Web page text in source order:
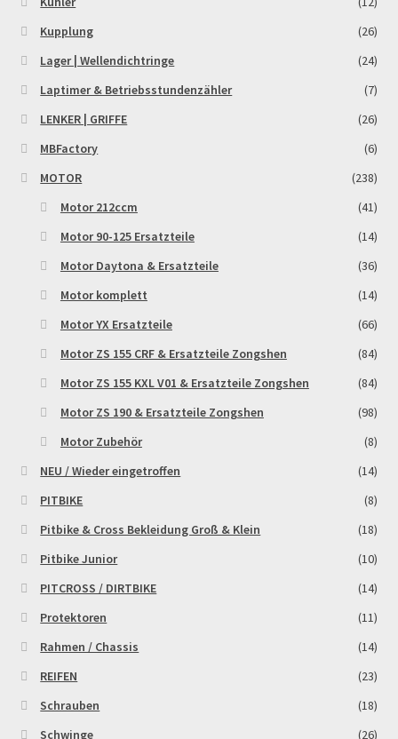
Shop
Support
Términos y Condiciones Generales
Warenkorb
Widerrufsbelehrung & -formular
Zahlung & Versand
Zahlungsarten
Kupplung
(26)
Lager | Wellendichtringe
(24)
Laptimer & Betriebsstundenzähler
(7)
LENKER | GRIFFE
(26)
MBFactory
(6)
MOTOR
(238)
Motor 212ccm
(41)
Motor 90-125 Ersatzteile
(14)
Motor Daytona & Ersatzteile
(36)
Motor komplett
(14)
Motor YX Ersatzteile
(66)
Motor ZS 155 CRF & Ersatzteile Zongshen
(84)
Motor ZS 155 KXL V01 & Ersatzteile Zongshen
(84)
Motor ZS 190 & Ersatzteile Zongshen
(98)
Motor Zubehör
(8)
NEU / Wieder eingetroffen
(14)
PITBIKE
(8)
Pitbike & Cross Bekleidung Groß & Klein
(18)
Pitbike Junior
(10)
PITCROSS / DIRTBIKE
(14)
Protektoren
(11)
Rahmen / Chassis
(14)
REIFEN
(23)
Schrauben
(18)
Schwinge
(26)